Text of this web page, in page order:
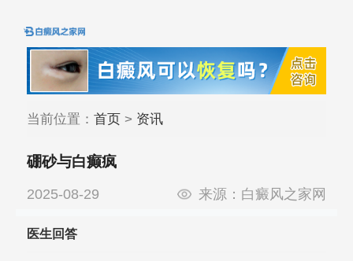
当前位置： 首页> 资讯
硼砂与白癫疯
2025-08-29 来源： 白癜风之家网
医生回答